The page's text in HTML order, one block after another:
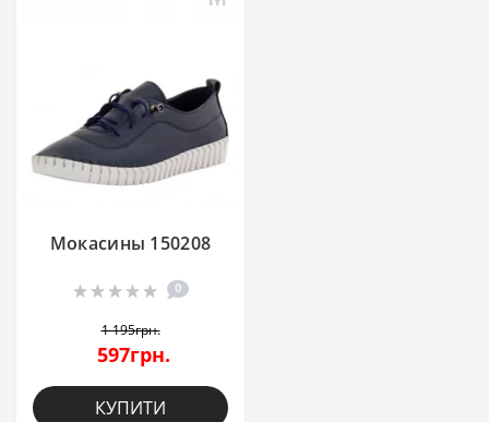
Мокасины 150208
0
1 195грн.
597грн.
КУПИТИ